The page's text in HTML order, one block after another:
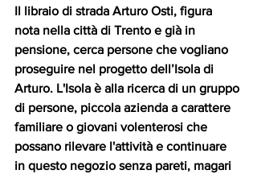
Il libraio di strada Arturo Osti, figura
nota nella città di Trento e già in
pensione, cerca persone che vogliano
proseguire nel progetto dell’Isola di
Arturo. L'Isola è alla ricerca di un gruppo
di persone, piccola azienda a carattere
familiare o giovani volenterosi che
possano rilevare l'attività e continuare
in questo negozio senza pareti, magari